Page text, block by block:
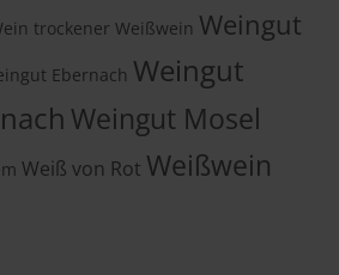
trockener Weißwein Weingut
Ebernach Weingut
Weingut Mosel
Weiß von Rot Weißwein